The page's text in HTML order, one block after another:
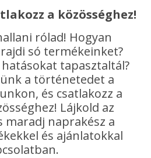
a közösséghez!
rólad! Hogyan
só termékeinket?
tapasztaltál?
a történetedet a
és csatlakozz a
Lájkold az
maradj naprakész a
és ajánlatokkal